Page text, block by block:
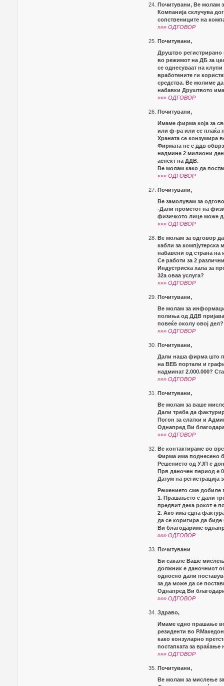
Почитувани, Ве молам
Компанија склучува
сопствениците на
»»» ОДГОВОР
Почитувани,
Друштво регистрирано
во режимот на ДБ за
се однесуваат на
вработените ги
средства. Ве молиме
набавки Друштвото
»»» ОДГОВОР
Почитувани,
Имаме фирма која за
или ф-ра или се плаќа
Храната се конзумира
Фирмата не е ддв
надмине 2 милиони
аспект на ДДВ.
Ве молам како да
»»» ОДГОВОР
Почитувани,
Ве замолувам за
-Дали прометот на
физичкото лице може
»»» ОДГОВОР
Ве молам за одговор
кабли за компјутерска
набавени од страна на
Се работи за 2
Индустриска хала за
32а оваа услуга?
»»» ОДГОВОР
Почитувани,
Ве молам за
полиња од ДДВ
повеќе околу овој дел?
»»» ОДГОВОР
Почитувани,
Дали наша фирма што
на ВЕБ портали и
надминат 2.000.000?
»»» ОДГОВОР
Почитувани,
Ве молам за ваше
Дали треба да
Погон за слатки и
Однапред Ви
»»» ОДГОВОР
Ве контактираме во
Фирма има поднесено
Решението од УЈП е
Прв даночен период е
Датум на регистрација
Решението сме добиле
1. Прашањето е дали
предвит дека рокот е
2. Ако има една
да се коригира да
Ви благодариме
»»» ОДГОВОР
Почитувани
Би сакале Ваше
должник е даночниот
односно дали
за да може да се
Однапред Ви
»»» ОДГОВОР
Здраво,
Имаме едно прашање во
резиденти во
како конзуларно
постапката за враќање
»»» ОДГОВОР
Почитувани,
Ве молам за мислење